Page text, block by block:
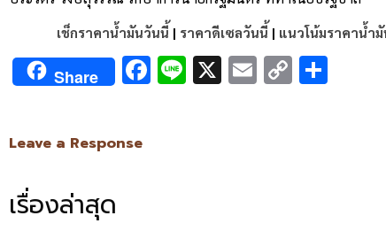
เช็กราคาน้ำมันวันนี้ | ราคาดีเซลวันนี้ | แนวโน้มราคาน้ำ
Share Facebook
Line
X Email
Copy
Leave a Response
เรื่องล่าสุด